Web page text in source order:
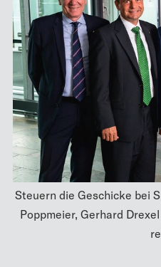
Steuern die Geschicke bei
Poppmeier, Gerhard